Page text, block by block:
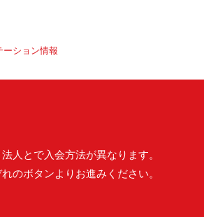
ーション情報
人とで入会方法が異なります。
のボタンよりお進みください。